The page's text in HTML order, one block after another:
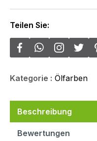
Teilen Sie:
Kategorie : Ölfarben
Beschreibung
Bewertungen